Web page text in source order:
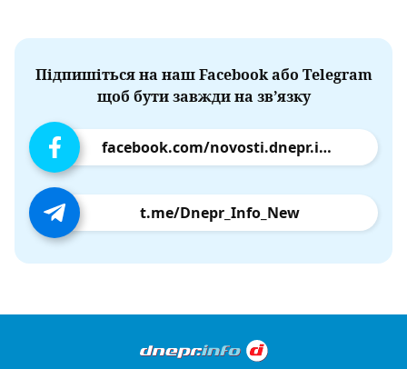
Підпишіться на наш Facebook або Telegram
щоб бути завжди на зв’язку
facebook.com/novosti.dnepr.info
t.me/Dnepr_Info_New